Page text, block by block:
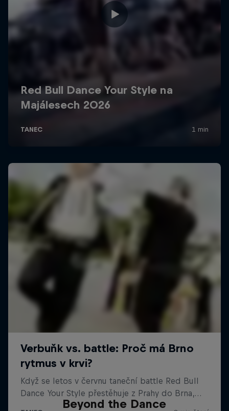
Beyond the Dance